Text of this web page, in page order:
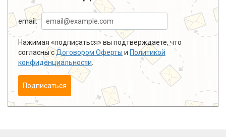
email:
Нажимая «подписаться» вы подтверждаете, что
согласны сДоговором Оферты и Политикой
конфиденциальности
Подписаться